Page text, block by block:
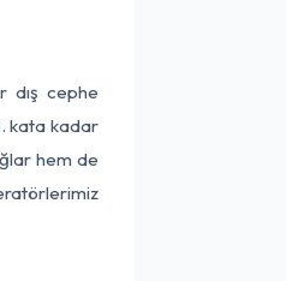
dış cephe
kata kadar
hem de